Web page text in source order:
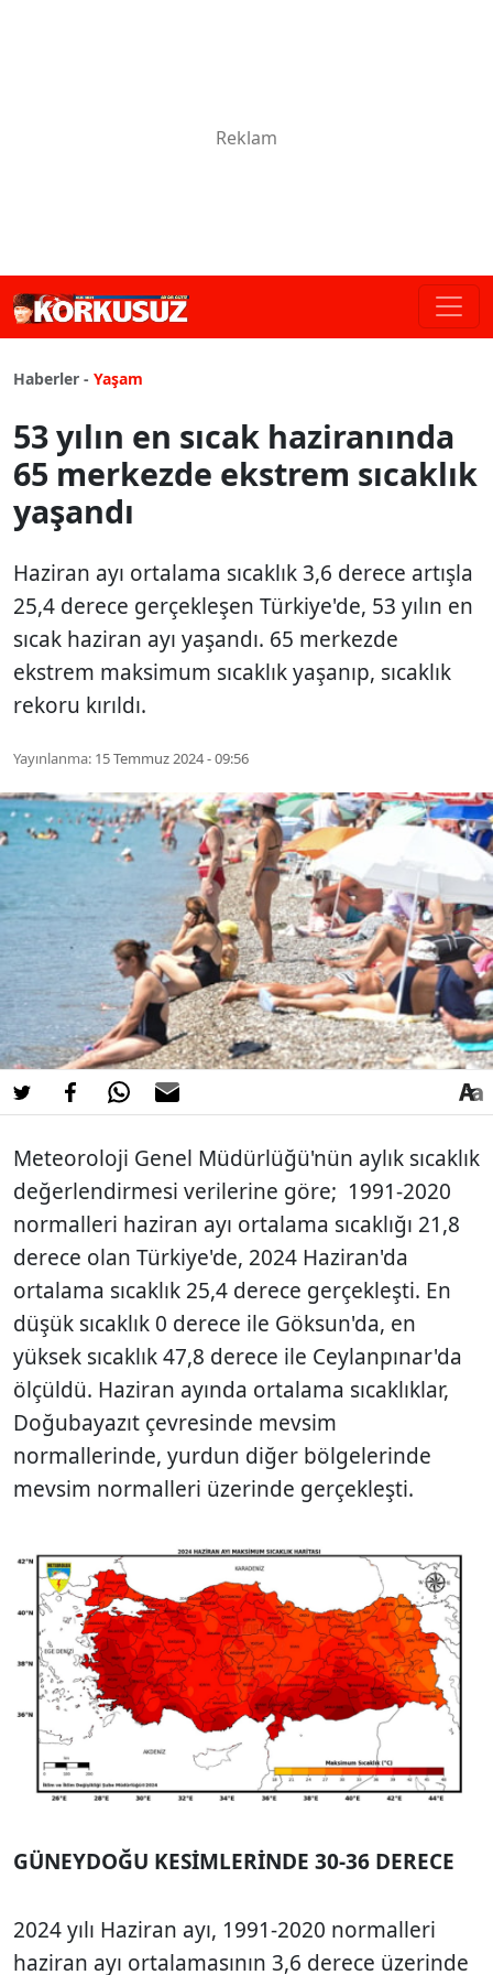
Haberler - Yaşam
53 yılın en sıcak haziranında
65 merkezde ekstrem sıcaklık
yaşandı
Haziran ayı ortalama sıcaklık 3,6 derece artışla
25,4 derece gerçekleşen Türkiye'de, 53 yılın en
sıcak haziran ayı yaşandı. 65 merkezde
ekstrem maksimum sıcaklık yaşanıp, sıcaklık
rekoru kırıldı.
Yayınlanma: 15 Temmuz 2024 - 09:56
Meteoroloji Genel Müdürlüğü'nün aylık sıcaklık
değerlendirmesi verilerine göre; 1991-2020
normalleri haziran ayı ortalama sıcaklığı 21,8
derece olan Türkiye'de, 2024 Haziran'da
ortalama sıcaklık 25,4 derece gerçekleşti. En
düşük sıcaklık 0 derece ile Göksun'da, en
yüksek sıcaklık 47,8 derece ile Ceylanpınar'da
ölçüldü. Haziran ayında ortalama sıcaklıklar,
Doğubayazıt çevresinde mevsim
normallerinde, yurdun diğer bölgelerinde
mevsim normalleri üzerinde gerçekleşti.
GÜNEYDOĞU KESİMLERİNDE 30-36 DERECE
2024 yılı Haziran ayı, 1991-2020 normalleri
haziran ayı ortalamasının 3,6 derece üzerinde